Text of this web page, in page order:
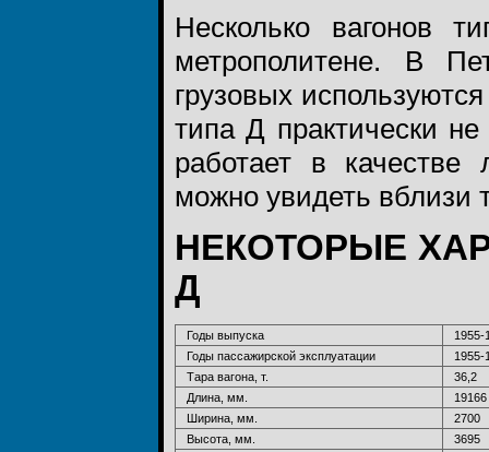
Несколько вагонов
метрополитене. В
грузовых
типа Д практически
работает в качестве
можно увидеть вблизи
НЕКОТОРЫЕ
Д
Годы выпуска
1955-
Годы пассажирской эксплуатации
1955-
Тара вагона, т.
36,2
Длина, мм.
19166
Ширина, мм.
2700
Высота, мм.
3695